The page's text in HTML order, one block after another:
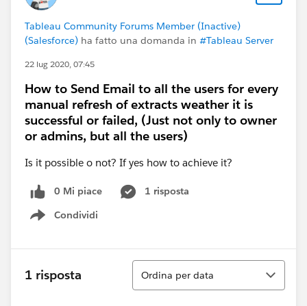
Tableau Community Forums Member (Inactive)
(Salesforce) ha fatto una domanda in #Tableau Server
22 lug 2020, 07:45
How to Send Email to all the users for every
manual refresh of extracts weather it is
successful or failed, (Just not only to owner
or admins, but all the users)
Is it possible o not? If yes how to achieve it?
0 Mi piace
1 risposta
Condividi
Show menu
1 risposta
Ordina
Ordina per data